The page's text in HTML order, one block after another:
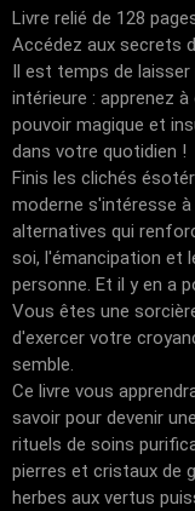
Livre relié de 128
Accédez aux secrets
Il est temps de
intérieure : apprenez
pouvoir magique et
dans votre quotidien !
Finis les clichés
moderne s'intéresse
alternatives qui
soi, l'émancipation et
personne. Et il y en a
Vous êtes une
d'exercer votre
semble.
Ce livre vous
savoir pour devenir
rituels de soins
pierres et cristaux de
herbes aux vertus